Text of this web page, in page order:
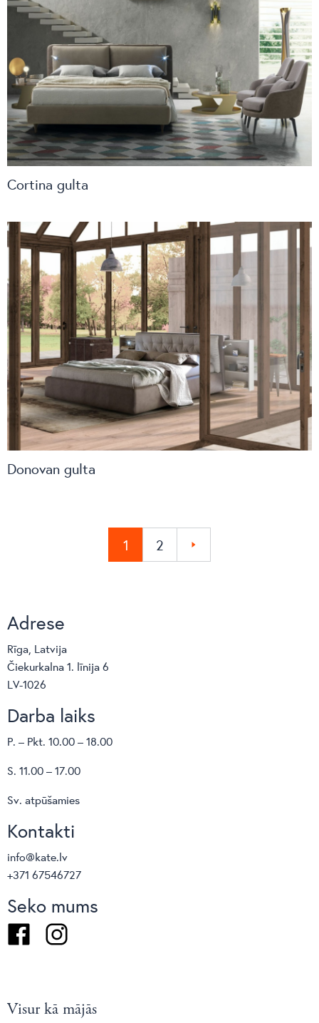
Cortina gulta
Donovan gulta
1 2
Adrese
Rīga, Latvija
Čiekurkalna 1. līnija 6
LV-1026
Darba laiks
P. – Pkt. 10.00 – 18.00
S. 11.00 – 17.00
Sv. atpūšamies
Kontakti
info@kate.lv
+371 67546727
Seko mums
FacebookInstagram
Visur kā mājās